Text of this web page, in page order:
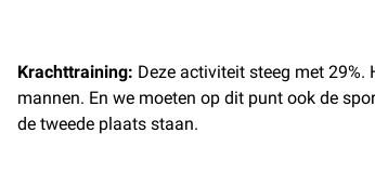
Krachttraining: Deze activiteit steeg met
mannen. En we moeten op dit punt ook de
de tweede plaats staan.